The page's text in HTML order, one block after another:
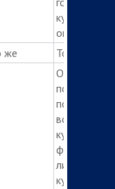
культуры
ограничения
же То же
почвы
посева, до
всходов
культуры
фазу 3-6
листьев
культуры в